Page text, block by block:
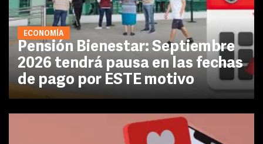
ECONOMÍA
Pensión Bienestar: Septiembre
2026 tendrá pausa en las fechas
de pago por ESTE motivo